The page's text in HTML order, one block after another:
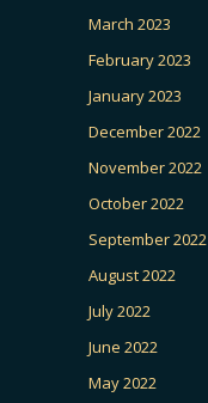
March 2023
February 2023
January 2023
December 2022
November 2022
October 2022
September 2022
August 2022
July 2022
June 2022
May 2022